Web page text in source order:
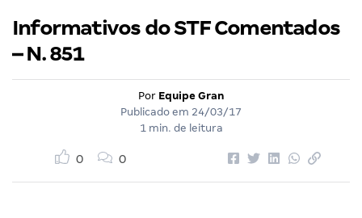
Informativos do STF Comentados
– N. 851
Por Equipe Gran
Publicado em 24/03/17
1 min. de leitura
0 0